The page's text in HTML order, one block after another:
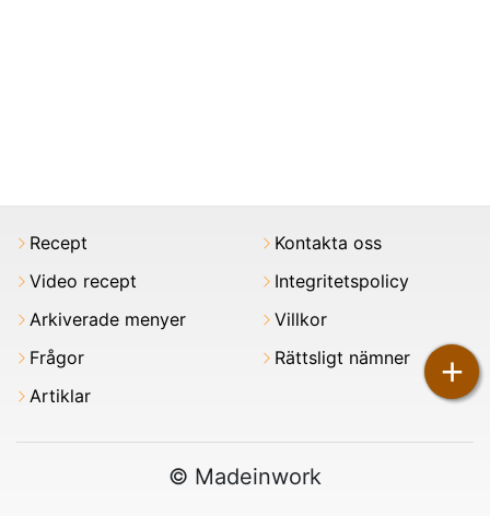
+
Recept
Video recept
Arkiverade menyer
Frågor
Artiklar
Kontakta oss
Integritetspolicy
Villkor
Rättsligt nämner
© Madeinwork